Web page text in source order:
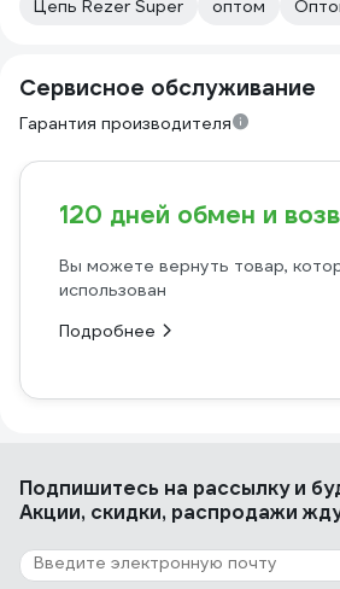
Цепь Rezer Super
оптом
Сервисное обслуживание
Гарантия производителя
120 дней обмен и
Вы можете вернуть товар,
использован
Подробнее
Подпишитесь на рассылкуи
Акции, скидки, распродажи